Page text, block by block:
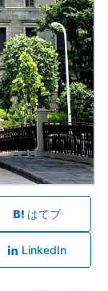
はてブ
LinkedIn